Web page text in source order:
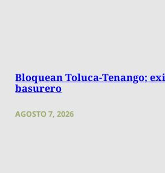
Bloquean Toluca-Tenango;
basurero
AGOSTO 7, 2026